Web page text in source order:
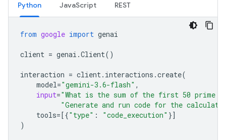
Python JavaScript REST
from google import genai
client = genai .Client()
interaction = client. interactions .create(
model="gemini-3.6-flash" ,
input="What is the sum of the first 50 prime
"Generate and run code for the
tools=[{"type" : "code_execution" }]
)